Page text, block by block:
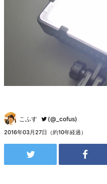
こふす (@_cofus)
2016年03月27日（約10年経過）